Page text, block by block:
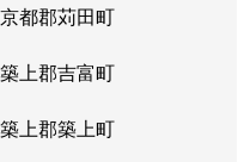
京都郡苅田町
築上郡吉富町
築上郡築上町